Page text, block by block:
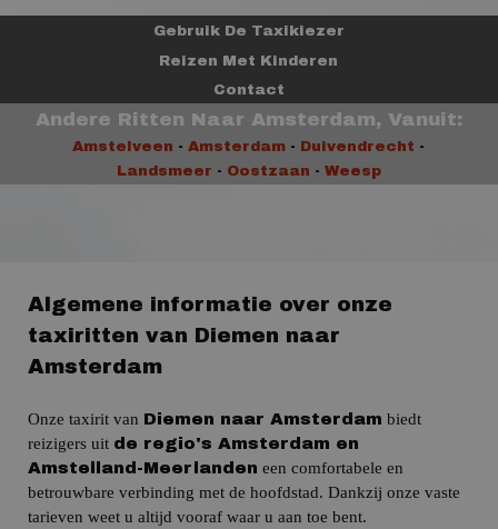
Gebruik De Taxikiezer
Reizen Met Kinderen
Contact
Andere Ritten Naar Amsterdam, Vanuit:
Amstelveen -Amsterdam - Duivendrecht -
Landsmeer - Oostzaan - Weesp
Algemene informatie over onze
taxiritten van Diemen naar
Amsterdam
Onze taxirit van Diemen naar Amsterdam biedt
reizigers uit de regio's Amsterdam en
Amstelland-Meerlanden een comfortabele en
betrouwbare verbinding met de hoofdstad. Dankzij onze vaste
tarieven weet u altijd vooraf waar u aan toe bent.